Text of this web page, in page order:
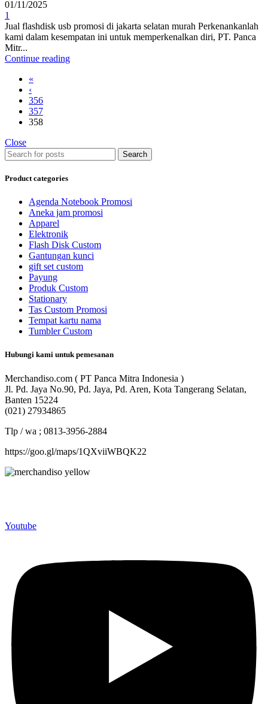
01/11/2025
1
Jual flashdisk usb promosi di jakarta selatan murah Perkenankanlah
kami dalam kesempatan ini untuk memperkenalkan diri, PT. Panca
Mitr...
Continue reading
«
‹
356
357
358
Close
Search
Product categories
Agenda Notebook Promosi
Aneka jam promosi
Apparel
Elektronik
Flash Disk Custom
Gantungan kunci
gift set custom
Payung
Produk Custom
Stationary
Tas Custom Promosi
Tempat kartu nama
Tumbler Custom
Hubungi kami untuk pemesanan
Merchandiso.com ( PT Panca Mitra Indonesia )
Jl. Pd. Jaya No.90, Pd. Jaya, Pd. Aren, Kota Tangerang Selatan,
Banten 15224
(021) 27934865
Tlp / wa ; 0813-3956-2884
https://goo.gl/maps/1QXviiWBQK22
Youtube